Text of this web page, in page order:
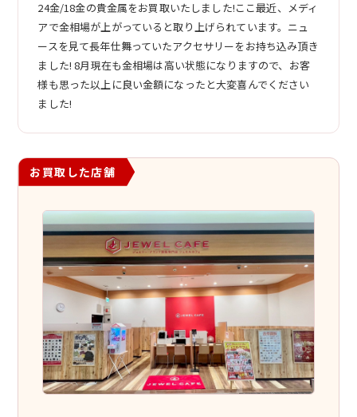
24金/18金の貴金属をお買取いたしました!ここ最近、メディ
アで金相場が上がっていると取り上げられています。ニュ
ースを見て長年仕舞っていたアクセサリーをお持ち込み頂き
ました! 8月現在も金相場は高い状態になりますので、お客
様も思った以上に良い金額になったと大変喜んでください
ました!
お買取した店舗